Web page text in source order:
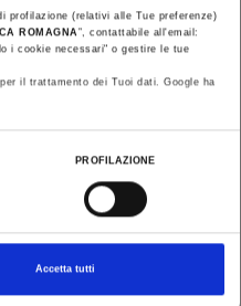
profilazione (relativi alle Tue preferenze)
ROMAGNA”, contattabile all'email:
i cookie necessari" o gestire le tue
il trattamento dei Tuoi dati. Google ha
PROFILAZIONE
Accetta tutti